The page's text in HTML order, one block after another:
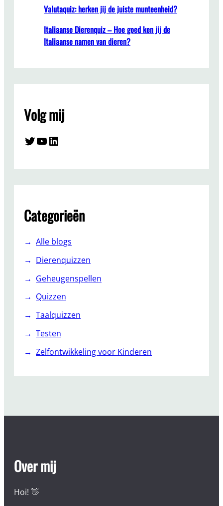
Valutaquiz: herken jij de juiste munteenheid?
Italiaanse Dierenquiz – Hoe goed ken jij de
Italiaanse namen van dieren?
Volg mij
Twitter YouTube LinkedIn
Categorieën
Alle blogs
Dierenquizzen
Geheugenspellen
Quizzen
Taalquizzen
Testen
Zelfontwikkeling voor Kinderen
Over mij
Hoi! 👋